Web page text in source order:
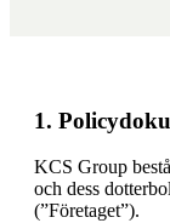
1.
KCS Group
och dess
(”Företaget”).